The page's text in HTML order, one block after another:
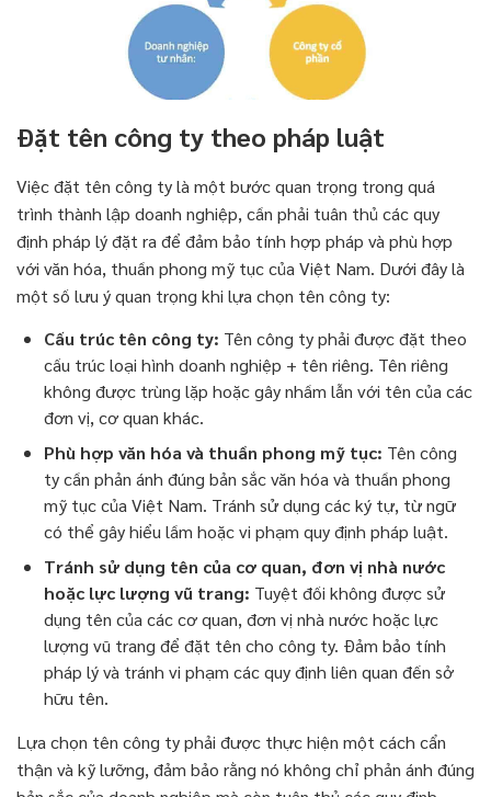
Đặt tên công ty theo pháp luật
Việc đặt tên công ty là một bước quan trọng trong quá
trình thành lập doanh nghiệp, cần phải tuân thủ các quy
định pháp lý đặt ra để đảm bảo tính hợp pháp và phù hợp
với văn hóa, thuần phong mỹ tục của Việt Nam. Dưới đây là
một số lưu ý quan trọng khi lựa chọn tên công ty:
Cấu trúc tên công ty: Tên công ty phải được đặt theo
cấu trúc loại hình doanh nghiệp + tên riêng. Tên riêng
không được trùng lặp hoặc gây nhầm lẫn với tên của các
đơn vị, cơ quan khác.
Phù hợp văn hóa và thuần phong mỹ tục: Tên công
ty cần phản ánh đúng bản sắc văn hóa và thuần phong
mỹ tục của Việt Nam. Tránh sử dụng các ký tự, từ ngữ
có thể gây hiểu lầm hoặc vi phạm quy định pháp luật.
Tránh sử dụng tên của cơ quan, đơn vị nhà nước
hoặc lực lượng vũ trang: Tuyệt đối không được sử
dụng tên của các cơ quan, đơn vị nhà nước hoặc lực
lượng vũ trang để đặt tên cho công ty. Đảm bảo tính
pháp lý và tránh vi phạm các quy định liên quan đến sở
hữu tên.
Lựa chọn tên công ty phải được thực hiện một cách cẩn
thận và kỹ lưỡng, đảm bảo rằng nó không chỉ phản ánh đúng